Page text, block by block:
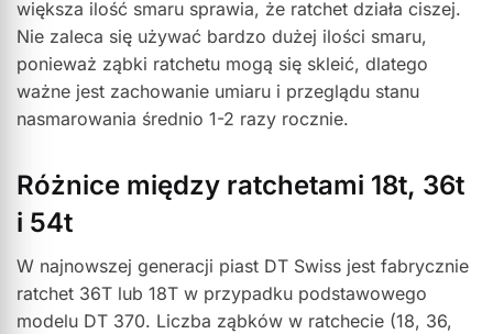
większa ilość smaru sprawia, że ratchet działa ciszej.
Nie zaleca się używać bardzo dużej ilości smaru,
ponieważ ząbki ratchetu mogą się skleić, dlatego
ważne jest zachowanie umiaru i przeglądu stanu
nasmarowania średnio 1-2 razy rocznie.
Różnice między ratchetami 18t, 36t
i 54t
W najnowszej generacji piast DT Swiss jest fabrycznie
ratchet 36T lub 18T w przypadku podstawowego
modelu DT 370. Liczba ząbków w ratchecie (18, 36,